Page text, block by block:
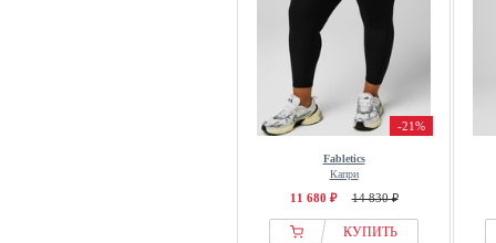
-21%
Fabletics
Капри
11 680 ₽ 14 830 ₽
КУПИТЬ